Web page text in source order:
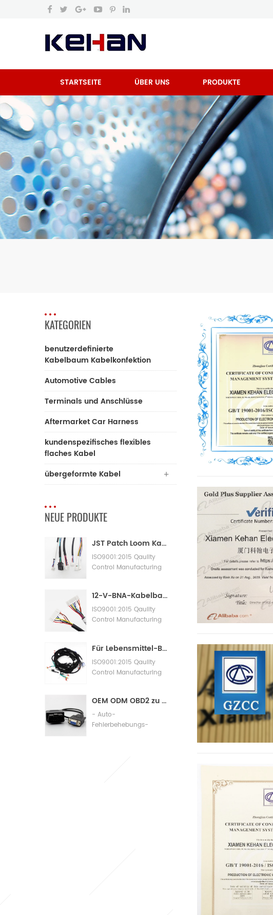
STARTSEITE ÜBER UNS PRODUKTE
KATEGORIEN
benutzerdefinierte
Kabelbaum Kabelkonfektion
Automotive Cables
Terminals und Anschlüsse
Aftermarket Car Harness
kundenspezifisches flexibles
flaches Kabel
übergeformte Kabel
NEUE PRODUKTE
JST Patch Loom Kabelbaum
ISO9001:2015 Qaulity
Control Manufacturing
12-V-BNA-Kabelbaum-Adapterkabelbaum
ISO9001:2015 Qaulity
Control Manufacturing
Für Lebensmittel-Bäckereimaschinen mit großen Kabelbäumen
ISO9001:2015 Qaulity
Control Manufacturing
OEM ODM OBD2 zu db9 Kabel-Automobil-Diagnoseanschlusskabel
- Auto-
Fehlerbehebungs-